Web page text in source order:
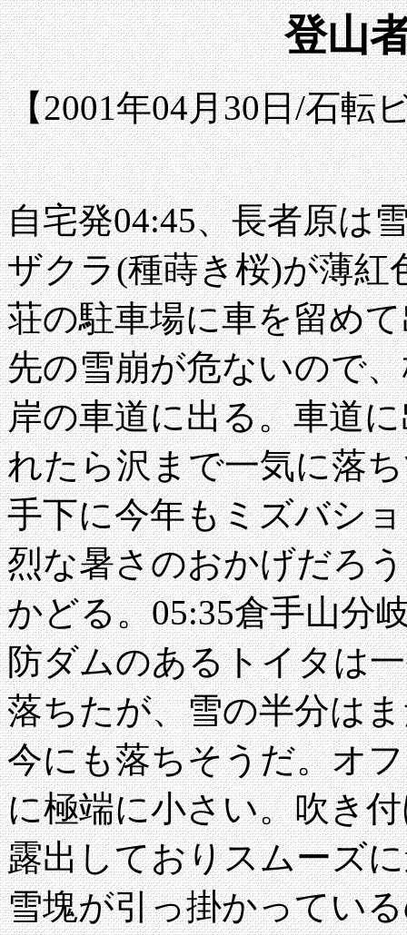
登山
【2001年04月30日/石転
自宅発04:45、長者原は
ザクラ(種蒔き桜)が薄紅
荘の駐車場に車を留め
先の雪崩が危ないので
岸の車道に出る。車道
れたら沢まで一気に落
手下に今年もミズバシ
烈な暑さのおかげだろ
かどる。05:35倉手山分
防ダムのあるトイタは
落ちたが、雪の半分は
今にも落ちそうだ。オ
に極端に小さい。吹き
露出しておりスムーズ
雪塊が引っ掛かってい